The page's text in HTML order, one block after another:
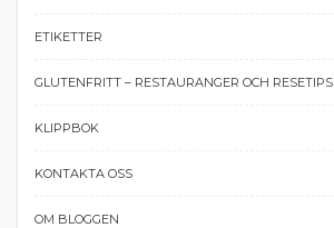
ETIKETTER
GLUTENFRITT – RESTAURANGER OCH RESETIPS
KLIPPBOK
KONTAKTA OSS
OM BLOGGEN